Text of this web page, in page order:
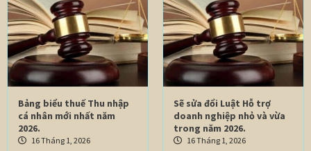
Bảng biểu thuế Thu nhập
cá nhân mới nhất năm
2026.
16 Tháng 1, 2026
Sẽ sửa đổi Luật Hỗ trợ
doanh nghiệp nhỏ và vừa
trong năm 2026.
16 Tháng 1, 2026